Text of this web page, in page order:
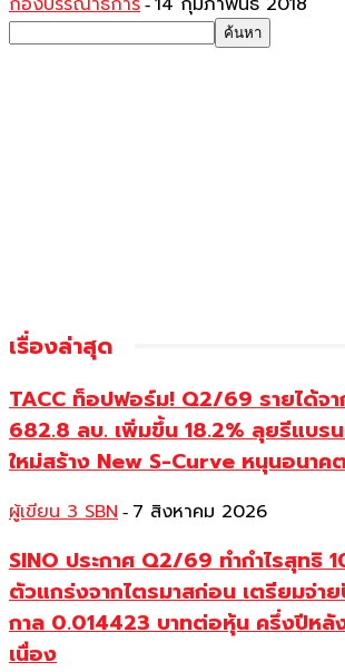
-
เรื่องล่าสุด
TACC ท็อปฟอร์ม! Q2/69 รายได้จา
682.8 ลบ. เพิ่มขึ้น 18.2% ลุยรีแบ
ใหม่สร้าง New S-Curve หนุนอนาค
ผู้เขียน 3 SBN - 7 สิงหาคม 2026
SINO ประกาศ Q2/69 ทำกำไรสุทธิ
ตัวแกร่งจากไตรมาสก่อน เตรียมจ่า
กาล 0.014423 บาทต่อหุ้น ครึ่งปีหลั
เนื่อง